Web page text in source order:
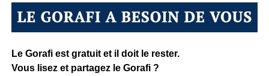
Le Gorafi est gratuit et il doit le rester.
Vous lisez et partagez le Gorafi ?